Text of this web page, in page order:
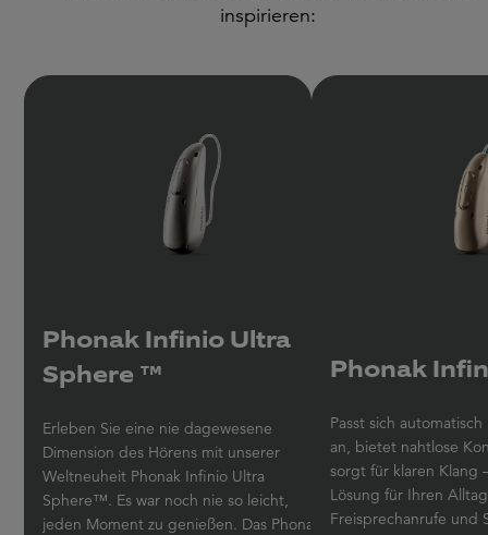
inspirieren:
Phonak Infinio Ultra
Sphere ™
Erleben Sie eine nie dagewesene
Dimension des Hörens mit unserer
Weltneuheit Phonak Infinio Ultra
Sphere™. Es war noch nie so leicht,
jeden Moment zu genießen. Das Phonak
Phonak
Passt sich
an, bietet nahtlose
sorgt für klaren Klang – das ist die
Lösung für Ihren
Freisprechanrufe und